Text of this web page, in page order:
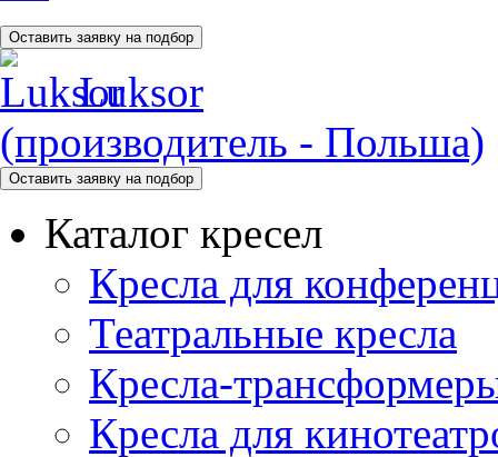
Luksor
(производитель - Польша)
Каталог кресел
Кресла для
Театральные кресла
Кресла-
Кресла для